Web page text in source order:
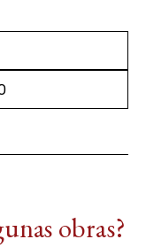
obras?